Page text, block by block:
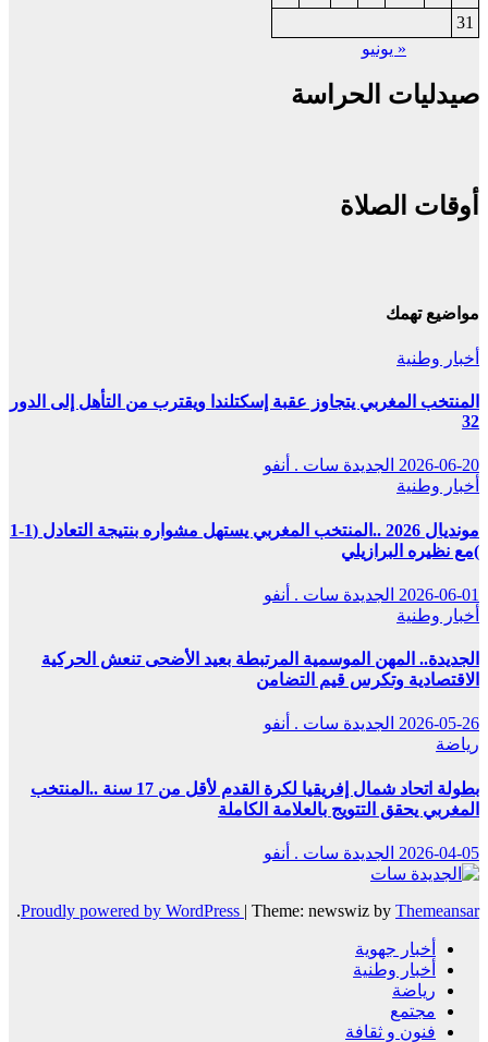
31
« يونيو
صيدليات الحراسة
أوقات الصلاة
مواضيع تهمك
أخبار وطنية
المنتخب المغربي يتجاوز عقبة إسكتلندا ويقترب من التأهل إلى الدور
32
2026-06-20 الجديدة سات . أنفو
أخبار وطنية
مونديال 2026 ..المنتخب المغربي يستهل مشواره بنتيجة التعادل (1-1
)مع نظيره البرازيلي
2026-06-01 الجديدة سات . أنفو
أخبار وطنية
الجديدة.. المهن الموسمية المرتبطة بعيد الأضحى تنعش الحركية
الاقتصادية وتكرس قيم التضامن
2026-05-26 الجديدة سات . أنفو
رياضة
بطولة اتحاد شمال إفريقيا لكرة القدم لأقل من 17 سنة ..المنتخب
المغربي يحقق التتويج بالعلامة الكاملة
2026-04-05 الجديدة سات . أنفو
Proudly powered by WordPress | Theme: newswiz by Themeansar
.
أخبار جهوية
أخبار وطنية
رياضة
مجتمع
فنون و ثقافة